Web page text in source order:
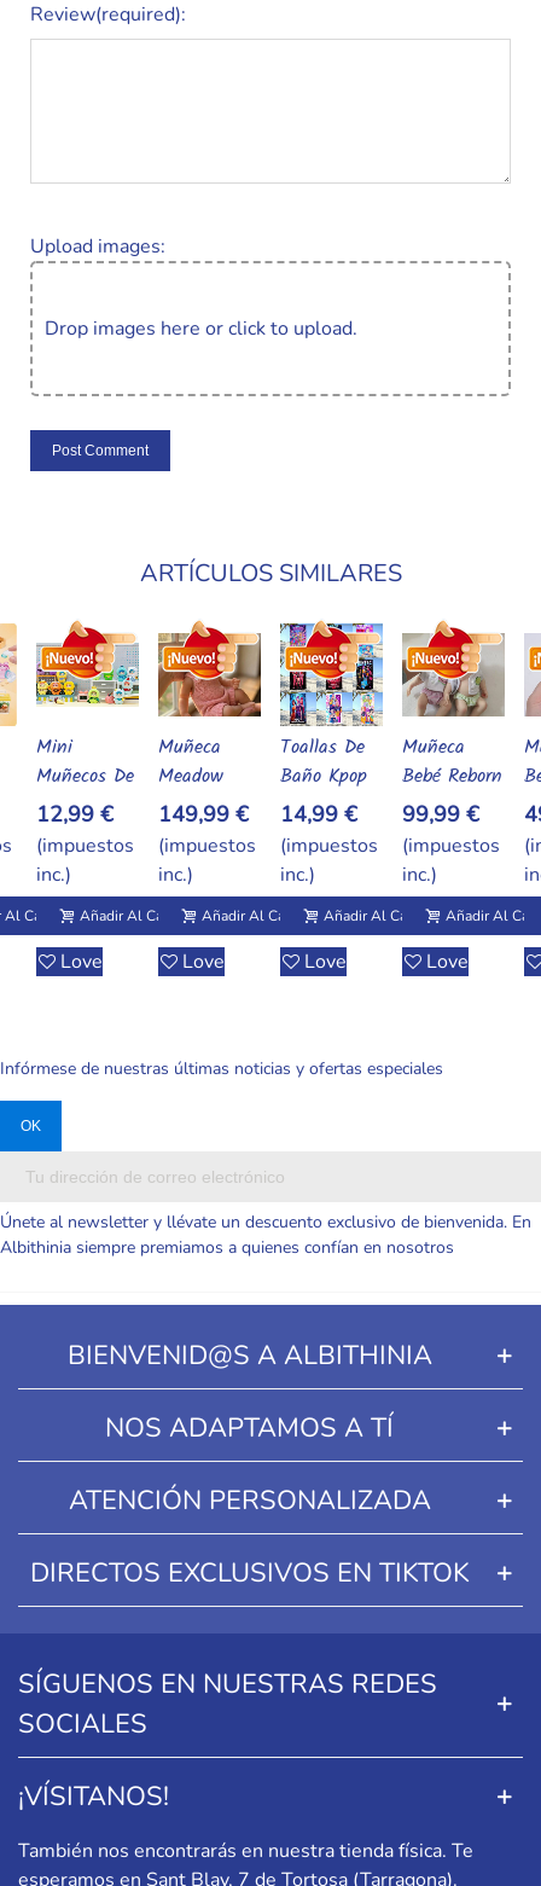
Review(required):
Upload images:
Drop images here or click to upload.
ARTÍCULOS SIMILARES
Carrito
Al Carrito
Añadir Al Carrito
Muñeca
Meadow
Reborn De
30 Cm Q-
Elastic Con
Suéter Rosa
Realista
149,99 €
(impuestos
inc.)
Añadir Al Carrito
Love
Añadir Al Carrito
Toallas De
Baño Kpop
Demon
Hunters De
Secado
Rápido Con
Diseños
Variados
14,99 €
(impuestos
inc.)
Añadir Al Carrito
Love
Añadir Al Carrito
Muñeca
Bebé Reborn
De Silicona
Suave Y
Elástica –
Mini
Realista
Económica
99,99 €
(impuestos
inc.)
Añadir Al Carrito
Love
Añadir Al Carrito
Muñeca
Bebé Reborn
Realista De
Silicona
Sólida 6
Pulgadas –
Lavable Y
Con Cambio
De Ropa
49,99 €
(impuestos
inc.)
Añadir Al
Love
Infórmese de nuestras últimas noticias y ofertas especiales
Únete al newsletter y llévate un descuento exclusivo de bienvenida. En
Albithinia siempre premiamos a quienes confían en nosotros
BIENVENID@S A ALBITHINIA
NOS ADAPTAMOS A TÍ
ATENCIÓN PERSONALIZADA
DIRECTOS EXCLUSIVOS EN TIKTOK
SÍGUENOS EN NUESTRAS REDES
SOCIALES
¡VÍSITANOS!
También nos encontrarás en nuestra tienda física. Te
esperamos en Sant Blay, 7 de Tortosa (Tarragona).